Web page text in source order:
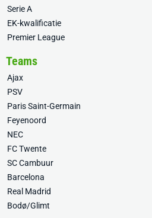
Serie A
EK-kwalificatie
Premier League
Teams
Ajax
PSV
Paris Saint-Germain
Feyenoord
NEC
FC Twente
SC Cambuur
Barcelona
Real Madrid
Bodø/Glimt